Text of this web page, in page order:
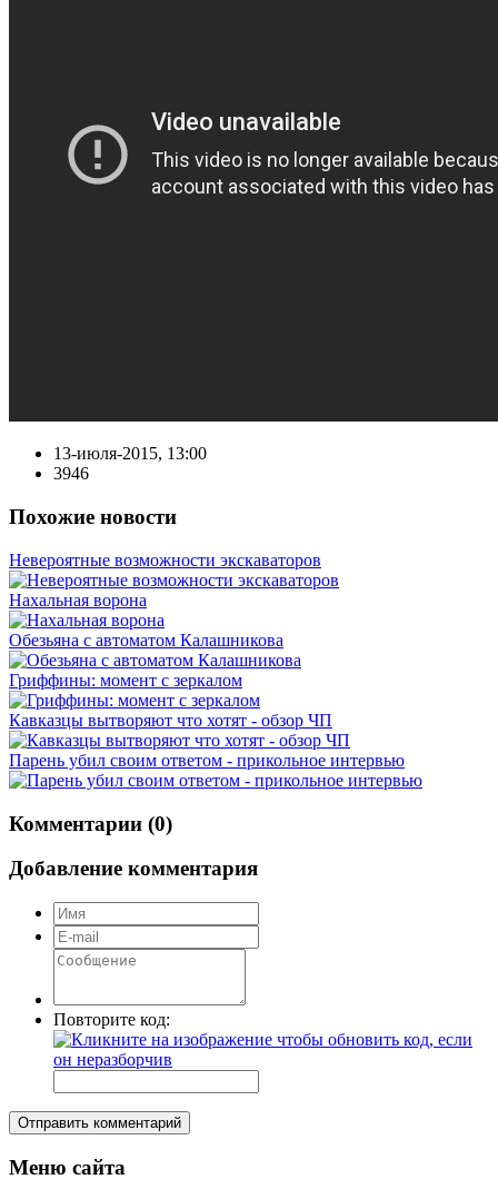
13-июля-2015, 13:00
3946
Похожие новости
Невероятные возможности экскаваторов
Нахальная ворона
Обезьяна с автоматом Калашникова
Гриффины: момент с зеркалом
Кавказцы вытворяют что хотят - обзор ЧП
Парень убил своим ответом - прикольное интервью
Комментарии (0)
Добавление комментария
Повторите код:
Отправить комментарий
Меню сайта